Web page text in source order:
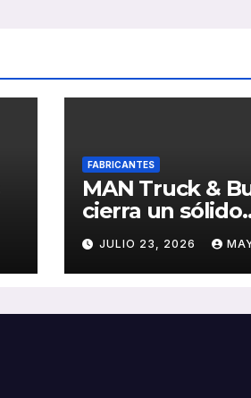
FABRICANTES
MAN Truck &
cierra un sólido
primer
2026 con
crecimiento en
rentabilidad
JULIO 23, 2026